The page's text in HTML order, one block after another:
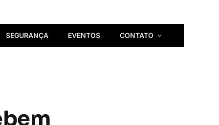
SEGURANÇA EVENTOS CONTATO